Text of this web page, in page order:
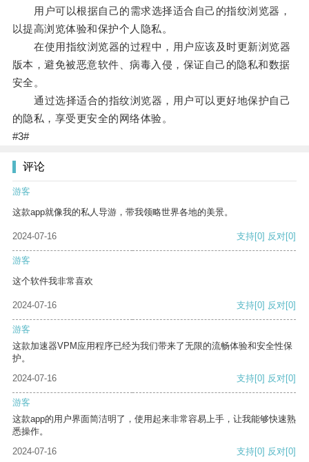
用户可以根据自己的需求选择适合自己的指纹浏览器，
以提高浏览体验和保护个人隐私。
在使用指纹浏览器的过程中，用户应该及时更新浏览器
版本，避免被恶意软件、病毒入侵，保证自己的隐私和数据
安全。
通过选择适合的指纹浏览器，用户可以更好地保护自己
的隐私，享受更安全的网络体验。
#3#
评论
游客
这款app就像我的私人导游，带我领略世界各地的美景。
2024-07-16 支持[0] 反对[0]
游客
这个软件我非常喜欢
2024-07-16 支持[0] 反对[0]
游客
这款加速器VPM应用程序已经为我们带来了无限的流畅体验和安全性保
护。
2024-07-16
支持[0] 反对[0]
游客
这款app的用户界面简洁明了，使用起来非常容易上手，让我能够快速熟
悉操作。
2024-07-16
支持[0] 反对[0]